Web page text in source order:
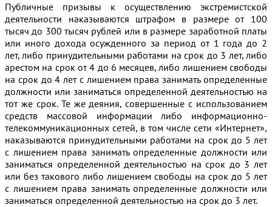
Публичные призывы к осуществлению экстремистской
деятельности наказываются штрафом в размере от 100
тысяч до 300 тысяч рублей или в размере заработной платы
или иного дохода осужденного за период от 1 года до 2
лет, либо принудительными работами на срок до 3 лет, либо
арестом на срок от 4 до 6 месяцев, либо лишением свободы
на срок до 4 лет с лишением права занимать определенные
должности или заниматься определенной деятельностью на
тот же срок. Те же деяния, совершенные с использованием
средств массовой информации либо информационно-
телекоммуникационных сетей, в том числе сети «Интернет»,
наказываются принудительными работами на срок до 5 лет
с лишением права занимать определенные должности или
заниматься определенной деятельностью на срок до 3 лет
или без такового либо лишением свободы на срок до 5 лет
с лишением права занимать определенные должности или
заниматься определенной деятельностью на срок до 3 лет.